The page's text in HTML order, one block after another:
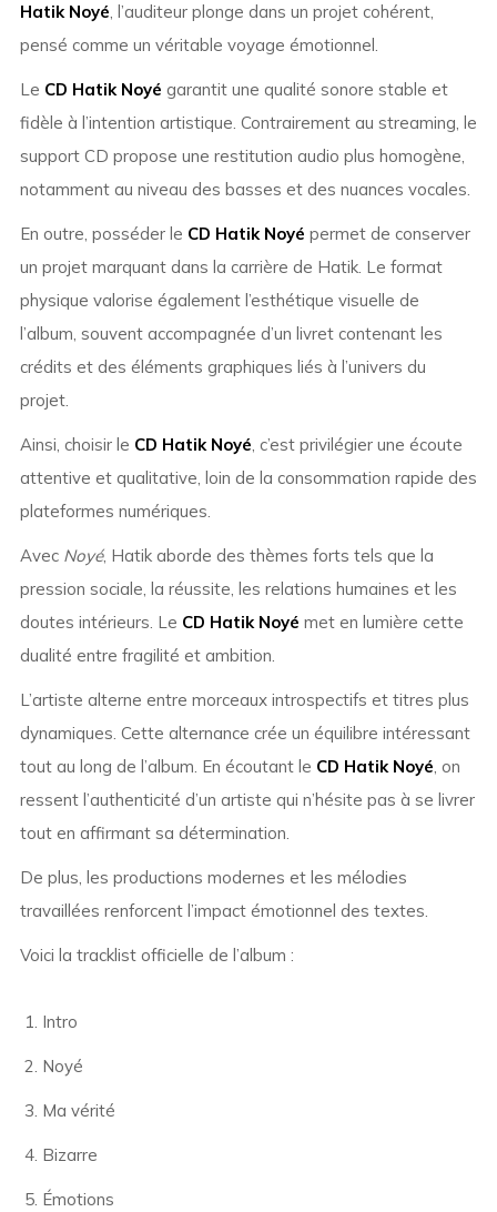
Hatik Noyé, l’auditeur plonge dans un projet cohérent,
pensé comme un véritable voyage émotionnel.
Le CD Hatik Noyé garantit une qualité sonore stable et
fidèle à l’intention artistique. Contrairement au streaming, le
support CD propose une restitution audio plus homogène,
notamment au niveau des basses et des nuances vocales.
En outre, posséder le CD Hatik Noyé permet de conserver
un projet marquant dans la carrière de Hatik. Le format
physique valorise également l’esthétique visuelle de
l’album, souvent accompagnée d’un livret contenant les
crédits et des éléments graphiques liés à l’univers du
projet.
Ainsi, choisir le CD Hatik Noyé, c’est privilégier une écoute
attentive et qualitative, loin de la consommation rapide des
plateformes numériques.
Avec Noyé, Hatik aborde des thèmes forts tels que la
pression sociale, la réussite, les relations humaines et les
doutes intérieurs. Le CD Hatik Noyé met en lumière cette
dualité entre fragilité et ambition.
L’artiste alterne entre morceaux introspectifs et titres plus
dynamiques. Cette alternance crée un équilibre intéressant
tout au long de l’album. En écoutant le CD Hatik Noyé, on
ressent l’authenticité d’un artiste qui n’hésite pas à se livrer
tout en affirmant sa détermination.
De plus, les productions modernes et les mélodies
travaillées renforcent l’impact émotionnel des textes.
Voici la tracklist officielle de l’album :
Intro
Noyé
Ma vérité
Bizarre
Émotions